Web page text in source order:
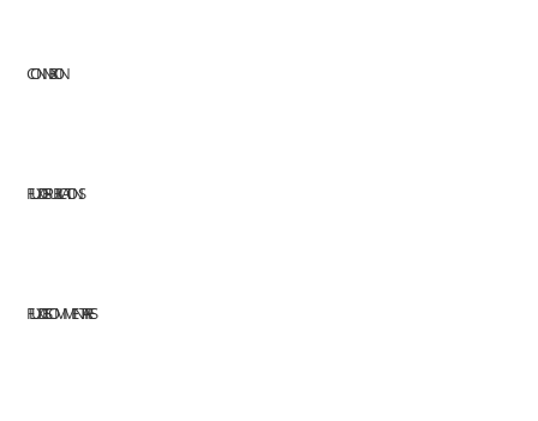
CONNEXION
FLUX DES PUBLICATIONS
FLUX DES COMMENTAIRES